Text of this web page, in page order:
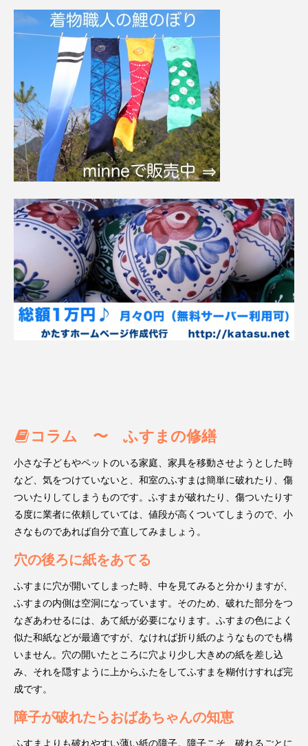
コラム 〜 ふすまの修繕
小さな子どもやペットのいる家庭、家具を移動させようとした時
など、気をつけていないと、和室のふすまは簡単に破れたり、傷
ついたりしてしまうものです。ふすまが破れたり、傷ついたりす
る度に業者に依頼していては、値段が高くついてしまうので、小
さなものであれば自分で直してみましょう。
穴の後ろに紙をあてる
ふすまに穴が開いてしまった時、中を見てみると分かりますが、
ふすまの内側は空洞になっています。そのため、破れた部分をつ
なぎあわせるには、あて紙が必要になります。ふすまの色によく
似た和紙などが最適ですが、なければ折り紙のようなものでも構
いません。穴の開いたところに穴より少し大きめの紙を差し込
み、それを隠すように上からふたをしてふすまを糊付けすれば完
成です。
障子が破れたらおばあちゃんの知恵
ふすまよりも破れやすい薄い紙の障子。障子こそ、破れるごとに